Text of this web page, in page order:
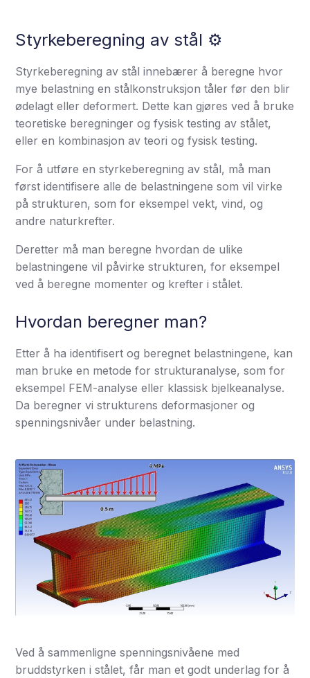
Styrkeberegning av stål ⚙️
Styrkeberegning av stål innebærer å beregne hvor
mye belastning en stålkonstruksjon tåler før den blir
ødelagt eller deformert. Dette kan gjøres ved å bruke
teoretiske beregninger og fysisk testing av stålet,
eller en kombinasjon av teori og fysisk testing.
For å utføre en styrkeberegning av stål, må man
først identifisere alle de belastningene som vil virke
på strukturen, som for eksempel vekt, vind, og
andre naturkrefter.
Deretter må man beregne hvordan de ulike
belastningene vil påvirke strukturen, for eksempel
ved å beregne momenter og krefter i stålet.
Hvordan beregner man?
Etter å ha identifisert og beregnet belastningene, kan
man bruke en metode for strukturanalyse, som for
eksempel FEM-analyse eller klassisk bjelkeanalyse.
Da beregner vi strukturens deformasjoner og
spenningsnivåer under belastning.
Ved å sammenligne spenningsnivåene med
bruddstyrken i stålet, får man et godt underlag for å